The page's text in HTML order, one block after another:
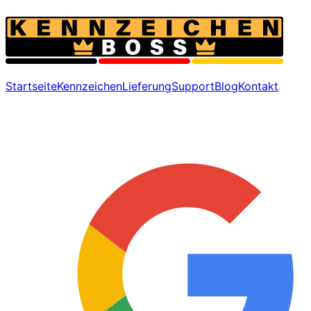
StartseiteKennzeichenLieferungSupportBlogKontakt